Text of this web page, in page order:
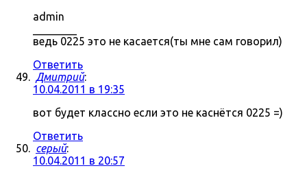
admin
ведь 0225 это не касается(ты мне сам говорил)
Ответить
Дмитрий:
10.04.2011 в 19:35
вот будет классно если это не каснётся 0225 =)
Ответить
серый:
10.04.2011 в 20:57